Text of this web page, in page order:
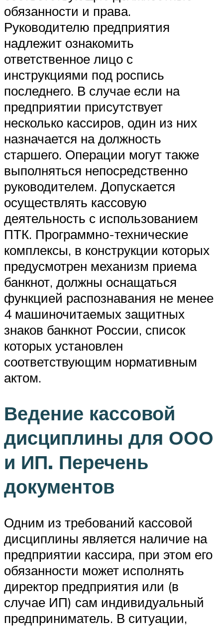
обязанности и права.
Руководителю предприятия
надлежит ознакомить
ответственное лицо с
инструкциями под роспись
последнего. В случае если на
предприятии присутствует
несколько кассиров, один из них
назначается на должность
старшего. Операции могут также
выполняться непосредственно
руководителем. Допускается
осуществлять кассовую
деятельность с использованием
ПТК. Программно-технические
комплексы, в конструкции которых
предусмотрен механизм приема
банкнот, должны оснащаться
функцией распознавания не менее
4 машиночитаемых защитных
знаков банкнот России, список
которых установлен
соответствующим нормативным
актом.
Ведение кассовой
дисциплины для ООО
и ИП. Перечень
документов
Одним из требований кассовой
дисциплины является наличие на
предприятии кассира, при этом его
обязанности может исполнять
директор предприятия или (в
случае ИП) сам индивидуальный
предприниматель. В ситуации,